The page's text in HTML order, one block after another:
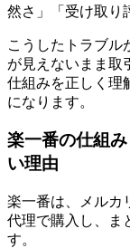
然さ」「受け取り
こうしたトラブル
が見えないまま取
仕組みを正しく理
になります。
楽一番の仕組
い理由
楽一番は、メルカ
代理で購入し、ま
す。